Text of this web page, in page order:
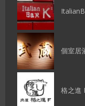
個室居
格之進